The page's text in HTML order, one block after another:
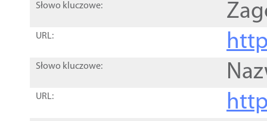
Słowo kluczowe:
URL:
Słowo kluczowe:
URL: